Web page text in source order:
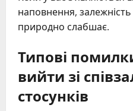
наповнення, залежність
природно слабшає.
Типові
вийти зі
стосунків